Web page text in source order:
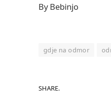
By Bebinjo
gdje na odmor
SHARE.